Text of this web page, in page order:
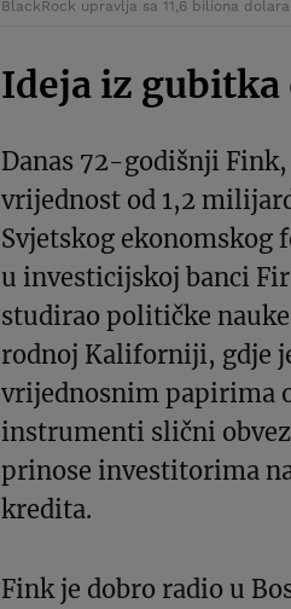
BlackRock upravlja sa 11,6 biliona dolara
Ideja iz
Danas 72-godišnji
vrijednost od 1,2
Svjetskog ekonomskog
u investicijskoj banci
studirao političke
rodnoj Kaliforniji, gdje
vrijednosnim papirima
instrumenti slični
prinose investitorima
kredita.
Fink je dobro radio u